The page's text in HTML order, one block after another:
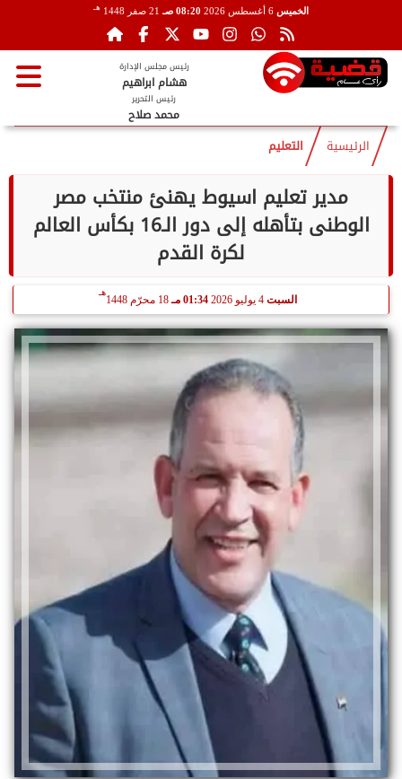
الخميس 08:20 صـ 21 صفر 1448 هـ
رئيس مجلس الإدارة
هشام ابراهيم
رئيس التحرير
محمد صلاح
الرئيسية التعليم
مدير تعليم اسيوط يهنئ منتخب مصر
الوطنى بتأهله إلى دور الـ16 بكأس العالم
لكرة القدم
السبت 4 يوليو 2026 01:34 مـ 18 محرّم 1448
هـ